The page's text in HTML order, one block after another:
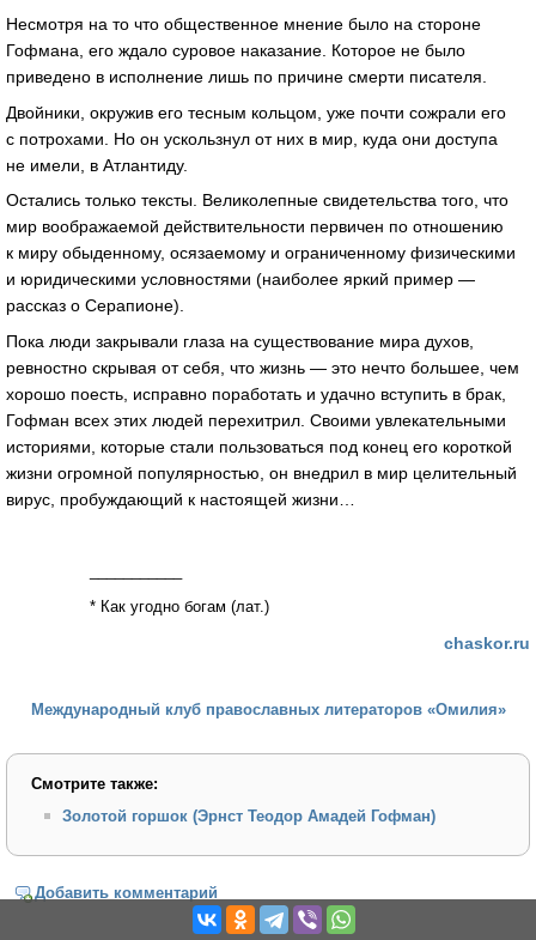
Несмотря на то что общественное мнение было на стороне
Гофмана, его ждало суровое наказание. Которое не было
приведено в исполнение лишь по причине смерти писателя.
Двойники, окружив его тесным кольцом, уже почти сожрали его
с потрохами. Но он ускользнул от них в мир, куда они доступа
не имели, в Атлантиду.
Остались только тексты. Великолепные свидетельства того, что
мир воображаемой действительности первичен по отношению
к миру обыденному, осязаемому и ограниченному физическими
и юридическими условностями (наиболее яркий пример —
рассказ о Серапионе).
Пока люди закрывали глаза на существование мира духов,
ревностно скрывая от себя, что жизнь — это нечто большее, чем
хорошо поесть, исправно поработать и удачно вступить в брак,
Гофман всех этих людей перехитрил. Своими увлекательными
историями, которые стали пользоваться под конец его короткой
жизни огромной популярностью, он внедрил в мир целительный
вирус, пробуждающий к настоящей жизни…
* Как угодно богам (лат.)
chaskor.ru
Международный клуб православных литераторов «Омилия»
Смотрите также:
Золотой горшок (Эрнст Теодор Амадей Гофман)
Добавить комментарий